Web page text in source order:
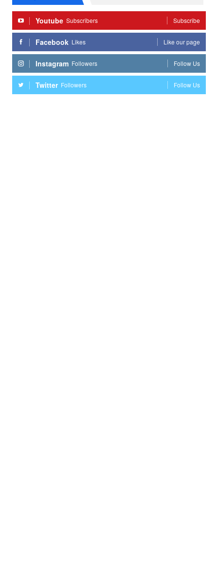
Youtube Subscribers Subscribe
Facebook Likes Like our page
Instagram Followers Follow Us
Twitter Followers Follow Us